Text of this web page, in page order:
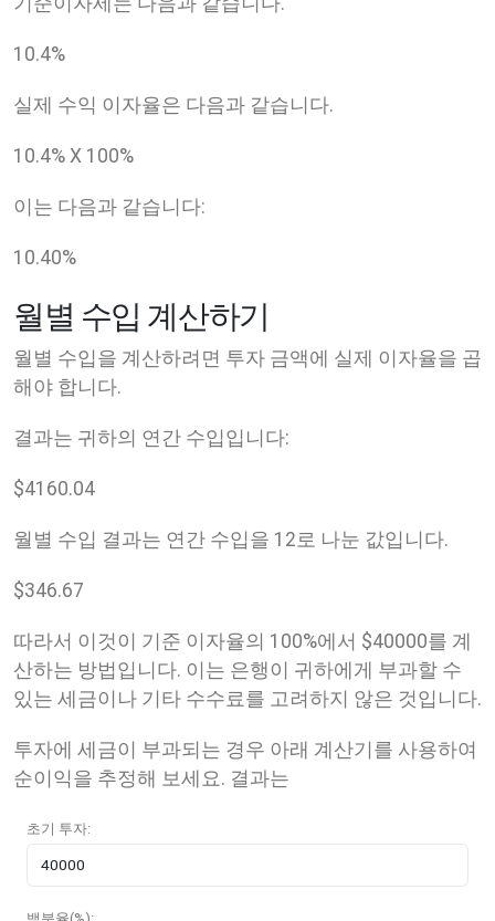
10.4%
실제 수익 이자율은 다음과 같습니다.
10.4% X 100%
이는 다음과 같습니다:
10.40%
월별 수입 계산하기
월별 수입을 계산하려면 투자 금액에 실제 이자율을 곱
해야 합니다.
결과는 귀하의 연간 수입입니다:
$4160.04
월별 수입 결과는 연간 수입을 12로 나눈 값입니다.
$346.67
따라서 이것이 기준 이자율의 100%에서 $40000를 계
산하는 방법입니다. 이는 은행이 귀하에게 부과할 수
있는 세금이나 기타 수수료를 고려하지 않은 것입니다.
투자에 세금이 부과되는 경우 아래 계산기를 사용하여
순이익을 추정해 보세요. 결과는
초기 투자: